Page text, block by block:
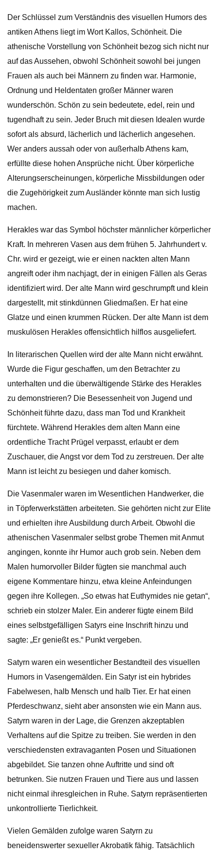
Der Schlüssel zum Verständnis des visuellen Humors des
antiken Athens liegt im Wort Kallos, Schönheit. Die
athenische Vorstellung von Schönheit bezog sich nicht nur
auf das Aussehen, obwohl Schönheit sowohl bei jungen
Frauen als auch bei Männern zu finden war. Harmonie,
Ordnung und Heldentaten großer Männer waren
wunderschön. Schön zu sein bedeutete, edel, rein und
tugendhaft zu sein. Jeder Bruch mit diesen Idealen wurde
sofort als absurd, lächerlich und lächerlich angesehen.
Wer anders aussah oder von außerhalb Athens kam,
erfüllte diese hohen Ansprüche nicht. Über körperliche
Alterungserscheinungen, körperliche Missbildungen oder
die Zugehörigkeit zum Ausländer könnte man sich lustig
machen.
Herakles war das Symbol höchster männlicher körperlicher
Kraft. In mehreren Vasen aus dem frühen 5. Jahrhundert v.
Chr. wird er gezeigt, wie er einen nackten alten Mann
angreift oder ihm nachjagt, der in einigen Fällen als Geras
identifiziert wird. Der alte Mann wird geschrumpft und klein
dargestellt, mit stinkdünnen Gliedmaßen. Er hat eine
Glatze und einen krummen Rücken. Der alte Mann ist dem
muskulösen Herakles offensichtlich hilflos ausgeliefert.
In literarischen Quellen wird der alte Mann nicht erwähnt.
Wurde die Figur geschaffen, um den Betrachter zu
unterhalten und die überwältigende Stärke des Herakles
zu demonstrieren? Die Besessenheit von Jugend und
Schönheit führte dazu, dass man Tod und Krankheit
fürchtete. Während Herakles dem alten Mann eine
ordentliche Tracht Prügel verpasst, erlaubt er dem
Zuschauer, die Angst vor dem Tod zu zerstreuen. Der alte
Mann ist leicht zu besiegen und daher komisch.
Die Vasenmaler waren im Wesentlichen Handwerker, die
in Töpferwerkstätten arbeiteten. Sie gehörten nicht zur Elite
und erhielten ihre Ausbildung durch Arbeit. Obwohl die
athenischen Vasenmaler selbst grobe Themen mit Anmut
angingen, konnte ihr Humor auch grob sein. Neben dem
Malen humorvoller Bilder fügten sie manchmal auch
eigene Kommentare hinzu, etwa kleine Anfeindungen
gegen ihre Kollegen. „So etwas hat Euthymides nie getan“,
schrieb ein stolzer Maler. Ein anderer fügte einem Bild
eines selbstgefälligen Satyrs eine Inschrift hinzu und
sagte: „Er genießt es.“ Punkt vergeben.
Satyrn waren ein wesentlicher Bestandteil des visuellen
Humors in Vasengemälden. Ein Satyr ist ein hybrides
Fabelwesen, halb Mensch und halb Tier. Er hat einen
Pferdeschwanz, sieht aber ansonsten wie ein Mann aus.
Satyrn waren in der Lage, die Grenzen akzeptablen
Verhaltens auf die Spitze zu treiben. Sie werden in den
verschiedensten extravaganten Posen und Situationen
abgebildet. Sie tanzen ohne Auftritte und sind oft
betrunken. Sie nutzen Frauen und Tiere aus und lassen
nicht einmal ihresgleichen in Ruhe. Satyrn repräsentierten
unkontrollierte Tierlichkeit.
Vielen Gemälden zufolge waren Satyrn zu
beneidenswerter sexueller Akrobatik fähig. Tatsächlich